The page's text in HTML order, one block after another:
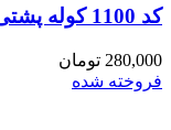
کد 1100 کوله پشتی کتان دخترانه تیراژه
280,000 تومان
فروخته شده